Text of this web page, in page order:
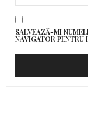
SALVEAZĂ-MI
NAVIGATOR